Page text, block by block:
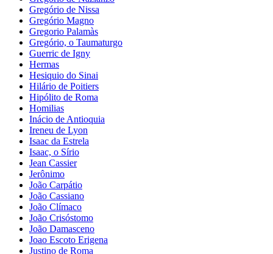
Gregório de Nissa
Gregório Magno
Gregorio Palamàs
Gregório, o Taumaturgo
Guerric de Igny
Hermas
Hesiquio do Sinai
Hilário de Poitiers
Hipólito de Roma
Homilias
Inácio de Antioquia
Ireneu de Lyon
Isaac da Estrela
Isaac, o Sírio
Jean Cassier
Jerônimo
João Carpátio
João Cassiano
João Clímaco
João Crisóstomo
João Damasceno
Joao Escoto Erigena
Justino de Roma